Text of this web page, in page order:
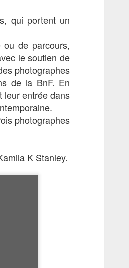
qui portent un
ou de parcours,
le soutien de
photographes
de la BnF. En
leur entrée dans
photographes
K Stanley.